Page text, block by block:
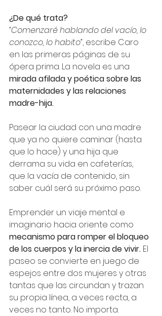
¿De qué trata?
“Comenzaré hablando del vacío, lo
conozco, lo habito”, escribe Caro
en las primeras páginas de su
ópera prima. La novela es una
mirada afilada y poética sobre las
maternidades y las relaciones
madre-hija.
Pasear la ciudad con una madre
que ya no quiere caminar (hasta
que lo hace) y una hija que
derrama su vida en cafeterías,
que la vacía de contenido, sin
saber cuál será su próximo paso.
Emprender un viaje mental e
imaginario hacia oriente como
mecanismo para romper el bloqueo
de los cuerpos y la inercia de vivir. El
paseo se convierte en juego de
espejos entre dos mujeres y otras
tantas que las circundan y trazan
su propia línea, a veces recta, a
veces no tanto. No importa.